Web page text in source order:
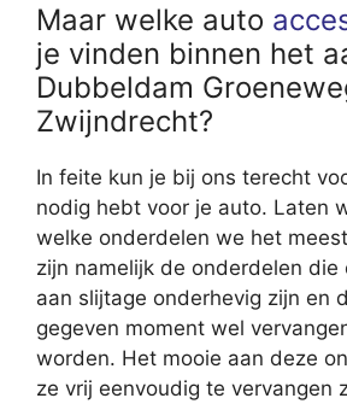
Maar welke auto
je vinden binnen het
Dubbeldam
Zwijndrecht?
In feite kun je bij ons terecht
nodig hebt voor je auto. Laten
welke onderdelen we het
zijn namelijk de onderdelen die
aan slijtage onderhevig zijn en
gegeven moment wel
worden. Het mooie aan deze
ze vrij eenvoudig te vervangen